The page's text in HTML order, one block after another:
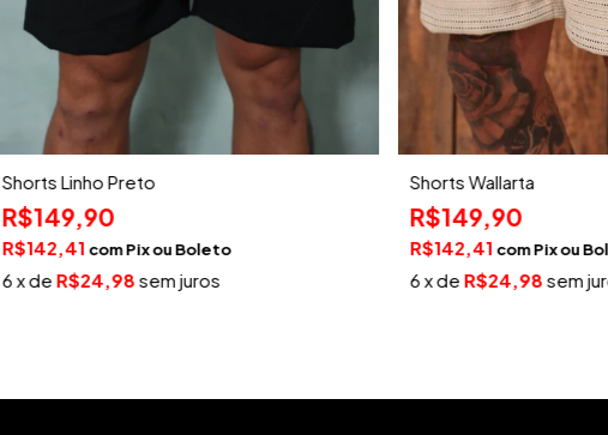
Shorts Linho Preto
R$149,90
R$142,41 comPix
6x de R$24,98 sem juros
Shorts Wallarta
R$149,90
R$142,41 comPix
6x de R$24,98 sem